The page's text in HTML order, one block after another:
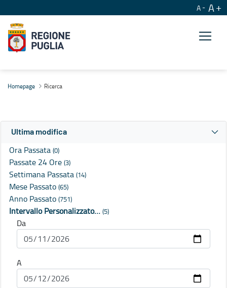
A A
Homepage Ricerca
Ultima modifica
Ora Passata (0)
Passate 24 Ore (3)
Settimana Passata (14)
Mese Passato (65)
Anno Passato (751)
Intervallo Personalizzato… (5)
Da
A